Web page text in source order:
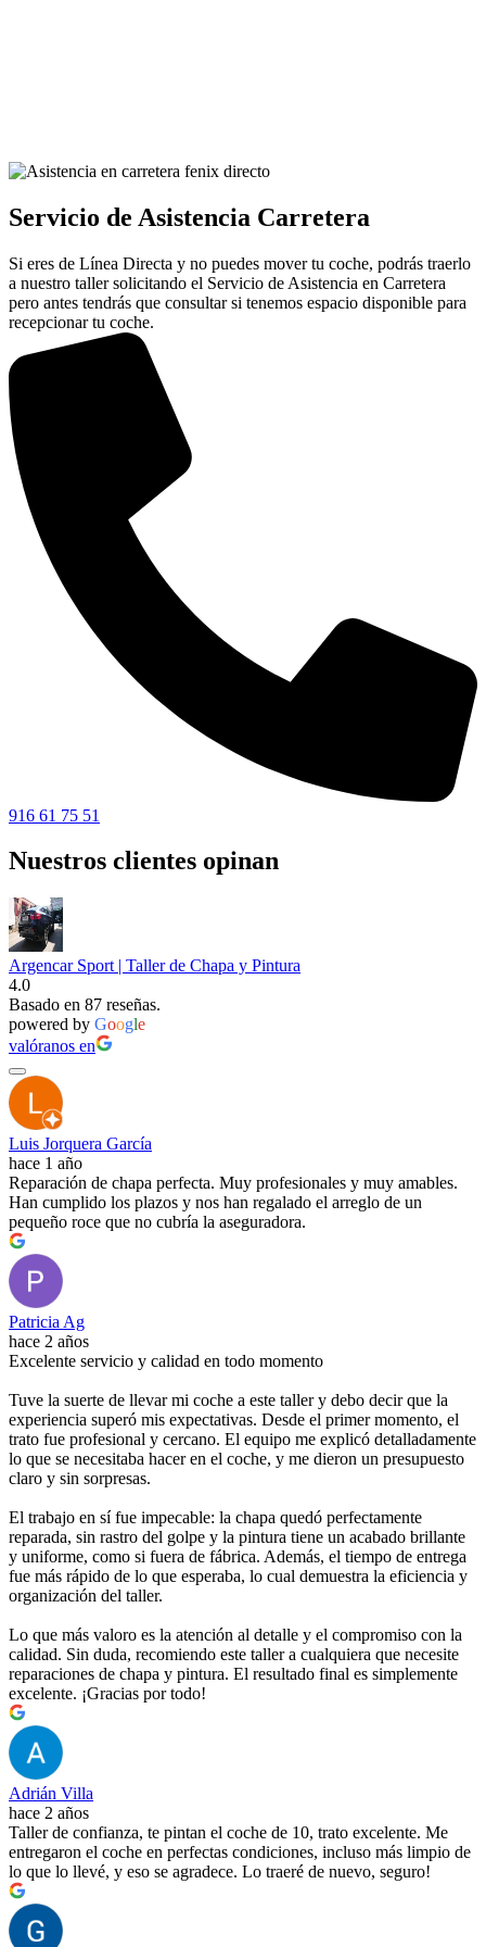
Servicio de Asistencia Carretera
Si eres de Línea Directa y no puedes mover tu coche, podrás traerlo
a nuestro taller solicitando el Servicio de Asistencia en Carretera
pero antes tendrás que consultar si tenemos espacio disponible para
recepcionar tu coche.
916 61 75 51
Nuestros clientes opinan
Argencar Sport | Taller de Chapa y Pintura
4.0
Basado en 87 reseñas.
powered by Google
valóranos en
Luis Jorquera García
hace 1 año
Reparación de chapa perfecta. Muy profesionales y muy amables.
Han cumplido los plazos y nos han regalado el arreglo de un
pequeño roce que no cubría la aseguradora.
Patricia Ag
hace 2 años
Excelente servicio y calidad en todo momento
Tuve la suerte de llevar mi coche a este taller y debo decir que la
experiencia superó mis expectativas. Desde el primer momento, el
trato fue profesional y cercano. El equipo me explicó detalladamente
lo que se necesitaba hacer en el coche, y me dieron un presupuesto
claro y sin sorpresas.
El trabajo en sí fue impecable: la chapa quedó perfectamente
reparada, sin rastro del golpe y la pintura tiene un acabado brillante
y uniforme, como si fuera de fábrica. Además, el tiempo de entrega
fue más rápido de lo que esperaba, lo cual demuestra la eficiencia y
organización del taller.
Lo que más valoro es la atención al detalle y el compromiso con la
calidad. Sin duda, recomiendo este taller a cualquiera que necesite
reparaciones de chapa y pintura. El resultado final es simplemente
excelente. ¡Gracias por todo!
Adrián Villa
hace 2 años
Taller de confianza, te pintan el coche de 10, trato excelente. Me
entregaron el coche en perfectas condiciones, incluso más limpio de
lo que lo llevé, y eso se agradece. Lo traeré de nuevo, seguro!